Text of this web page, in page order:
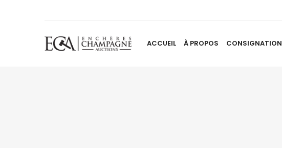
ACCUEIL À PROPOS CONSIGNATION